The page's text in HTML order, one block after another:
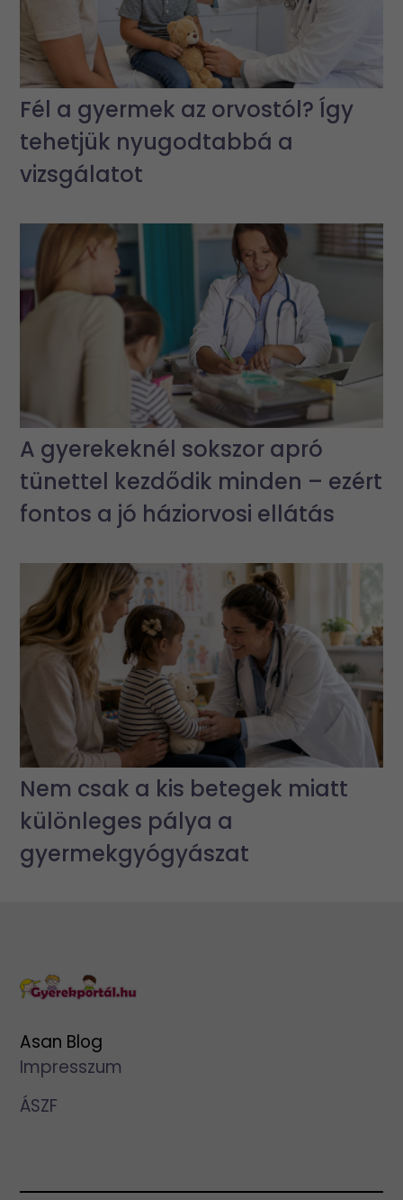
Fél a gyermek az orvostól? Így
tehetjük nyugodtabbá a
vizsgálatot
A gyerekeknél sokszor apró
tünettel kezdődik minden – ezért
fontos a jó háziorvosi ellátás
Nem csak a kis betegek miatt
különleges pálya a
gyermekgyógyászat
Asan Blog
Impresszum
ÁSZF